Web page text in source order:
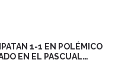
2025 que la próxima
1-1 EN POLÉMICO
EN EL PASCUAL